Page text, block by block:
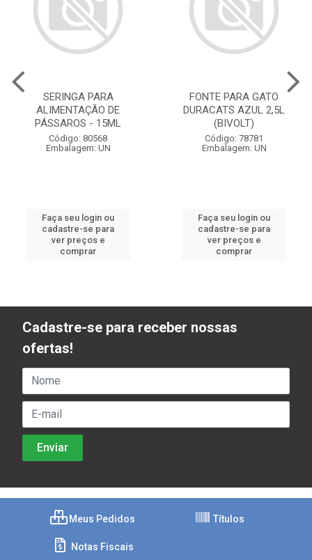
SERINGA PARA
ALIMENTAÇÃO DE
PÁSSAROS - 15ML
Código: 80568
Embalagem: UN
Faça seu login ou
cadastre-se para
ver preços e
comprar
FONTE PARA GATO
DURACATS AZUL 2,5L
(BIVOLT)
Código: 78781
Embalagem: UN
Faça seu login ou
cadastre-se para
ver preços e
comprar
Cadastre-se para receber nossas
ofertas!
Meus Pedidos Títulos
Notas Fiscais